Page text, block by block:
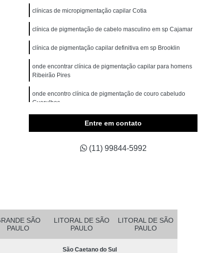
Micropigmentação Cabelo Feminino
Micropigmentação Cabelo Masculino
Micropigmentação Capilar Cabelo Grande
Testa
Micropigmentação Capilar Realista
Micropigmentação de Cabelo 3d
Micropigmentação Masculina Cabelo
Barba Fio a Fio Rio Grande da Serra
do Sul
Micropigmentação em Barba Mauá
clínicas de micropigmentação capilar Cotia
clínica de pigmentação de cabelo masculino em sp Cajamar
clínica de pigmentação capilar definitiva em sp Brooklin
onde encontrar clínica de pigmentação capilar para homens
Ribeirão Pires
onde encontro clínica de pigmentação de couro cabeludo
Guarulhos
onde encontrar clínica de pigmentação de cabelo masculino
Entre em contato
(11) 99844-5992
SÃO
PAULO
LITORAL DE SÃO
PAULO
LITORAL DE SÃO
PAULO
São Caetano do Sul